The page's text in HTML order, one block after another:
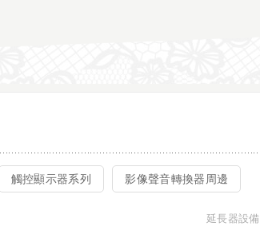
觸控顯示器系列 影像聲音轉換器周邊
延長器設備